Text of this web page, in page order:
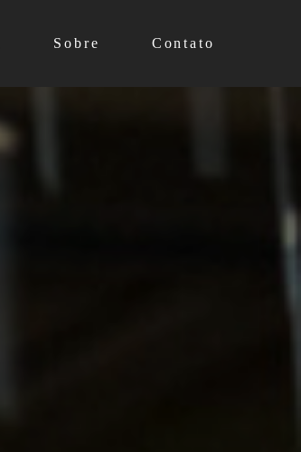
Sobre Contato